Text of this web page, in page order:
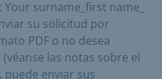
: Your surname_first name_
su solicitud por
PDF o no desea
las notas sobre el
enviar sus